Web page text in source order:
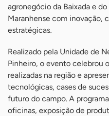
agronegócio da Baixada e
Maranhense com inovação,
estratégicas.
Realizado pela Unidade de
Pinheiro, o evento celebrou
realizadas na região e
tecnológicas, cases de
futuro do campo. A
oficinas, exposição de